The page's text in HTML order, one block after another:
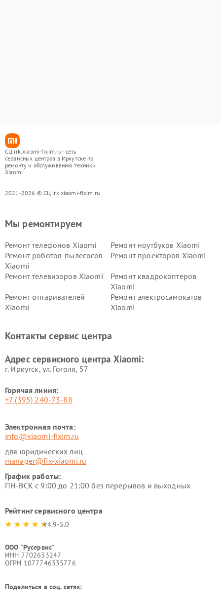
СЦ irk.xiaomi-fixim.ru - сеть
сервисных центров в Иркутске по
ремонту и обслуживанию техники
Xiaomi
2021-2026 © СЦ irk.xiaomi-fixim.ru
Мы ремонтируем
Ремонт телефонов Xiaomi
Ремонт ноутбуков Xiaomi
Ремонт роботов-пылесосов
Xiaomi
Ремонт проекторов Xiaomi
Ремонт телевизоров Xiaomi
Ремонт квадрокоптеров
Xiaomi
Ремонт отпаривателей
Xiaomi
Ремонт электросамокатов
Xiaomi
Ремонт стиральных машин
Ремонт смарт-часов Xiaomi
Контакты сервис центра
Адрес сервисного центра Xiaomi:
г. Иркутск, ул. ​Гоголя, 57
Горячая линия:
+7 (395) 240-73-88
Электронная почта:
info@xiaomi-fixim.ru
для юридических лиц
manager@fix-xiaomi.ru
График работы:
ПН-ВСК с 9:00 до 21:00 без перерывов и выходных
Рейтинг сервисного центра
4.9-5.0
ООО "Русервис"
ИНН 7702633247
ОГРН 1077746335776
Поделиться в соц. сетях: